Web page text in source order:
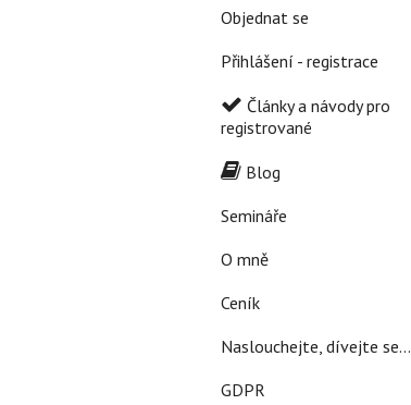
Objednat se
Přihlášení - registrace
Články a návody pro
registrované
Blog
Semináře
O mně
Ceník
Naslouchejte, dívejte se...
GDPR